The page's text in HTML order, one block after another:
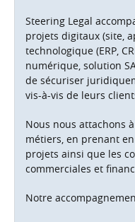
Steering Legal
projets digitaux (site,
technologique (ERP,
numérique, solution
de sécuriser
vis-à-vis de leurs
Nous nous attachons
métiers, en prenant
projets ainsi que les
commerciales et
Notre